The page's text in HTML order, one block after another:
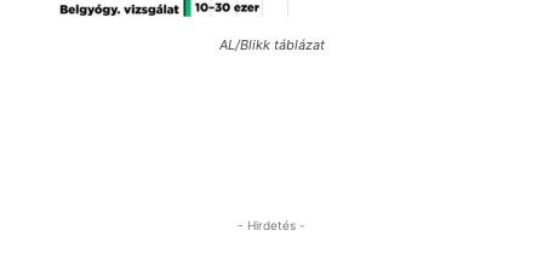
AL/Blikk táblázat
- Hirdetés -